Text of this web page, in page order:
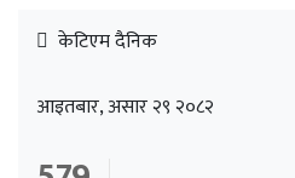
केटिएम दैनिक
आइतबार, असार २९ २०८२